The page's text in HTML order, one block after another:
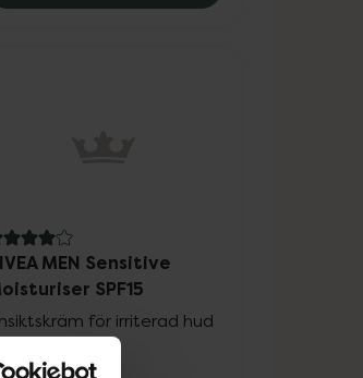
5 i omdöme
MEN Sensitive
SPF15
för irriterad hud